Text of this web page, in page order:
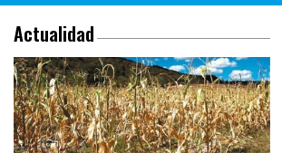
Actualidad